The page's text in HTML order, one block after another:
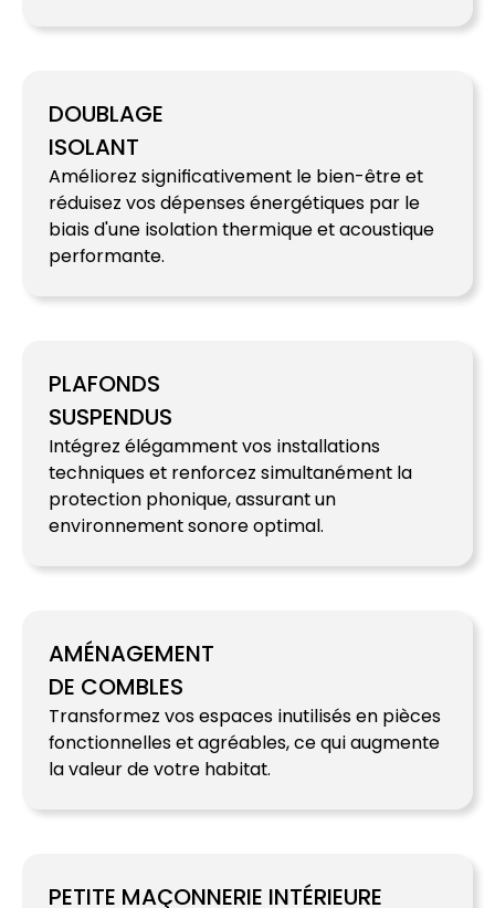
DOUBLAGE
ISOLANT
Améliorez significativement le bien-être et
réduisez vos dépenses énergétiques par le
biais d'une isolation thermique et acoustique
performante.
PLAFONDS
SUSPENDUS
Intégrez élégamment vos installations
techniques et renforcez simultanément la
protection phonique, assurant un
environnement sonore optimal.
AMÉNAGEMENT
DE COMBLES
Transformez vos espaces inutilisés en pièces
fonctionnelles et agréables, ce qui augmente
la valeur de votre habitat.
PETITE MAÇONNERIE INTÉRIEURE